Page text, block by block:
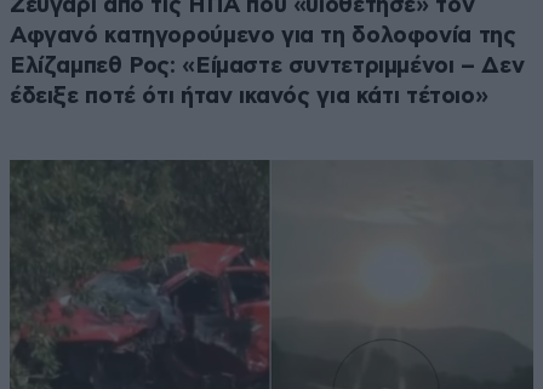
Ζευγάρι από τις ΗΠΑ που «υιοθέτησε» τον
Αφγανό κατηγορούμενο για τη δολοφονία της
Ελίζαμπεθ Ρος: «Είμαστε συντετριμμένοι – Δεν
έδειξε ποτέ ότι ήταν ικανός για κάτι τέτοιο»